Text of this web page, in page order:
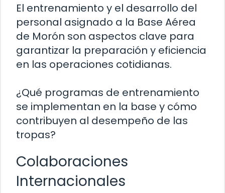
El entrenamiento y el desarrollo del
personal asignado a la Base Aérea
de Morón son aspectos clave para
garantizar la preparación y eficiencia
en las operaciones cotidianas.
¿Qué programas de entrenamiento
se implementan en la base y cómo
contribuyen al desempeño de las
tropas?
Colaboraciones
Internacionales